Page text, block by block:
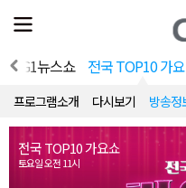
전
체
뉴
열 G1뉴스쇼 전국 TOP10 가
프로그램소개 다시보기 방송정
전국 TOP10 가요쇼
토요일 오전 11시